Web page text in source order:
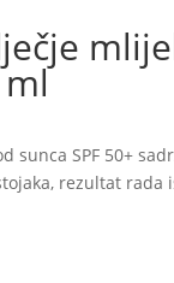
ml
sunca SPF 50+
rezultat rada